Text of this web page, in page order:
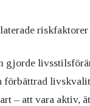
gjorde
– att vara aktiv,